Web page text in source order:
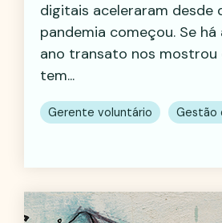
digitais aceleraram desde
pandemia começou. Se há
ano transato nos mostrou
tem...
Gerente voluntário Gestão